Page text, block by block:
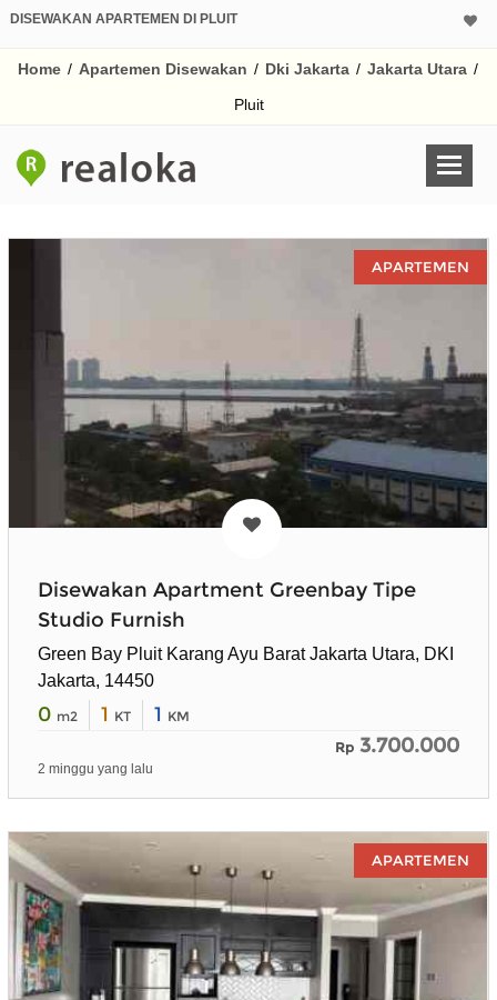
DISEWAKAN APARTEMEN DI PLUIT
Home / Apartemen Disewakan / Dki Jakarta / Jakarta Utara /
Pluit
APARTEMEN
Disewakan Apartment Greenbay Tipe
Studio Furnish
Green Bay Pluit Karang Ayu Barat Jakarta Utara, DKI
Jakarta, 14450
0 m2 1 KT 1 KM
Rp 3.700.000
2 minggu yang lalu
APARTEMEN